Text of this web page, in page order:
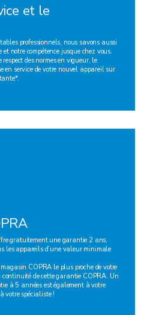
et le
professionnels, nous savons aussi
notre compétence jusque chez vous.
des normes en vigueur, le
en service de votre nouvel appareil sur
gratuitement une garantie 2 ans,
les appareils d’une valeur minimale
COPRA le plus proche de votre
de cette garantie COPRA. Un
à 5 années est également à votre
votre spécialiste !